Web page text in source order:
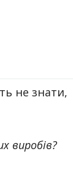
не знати,
виробів?